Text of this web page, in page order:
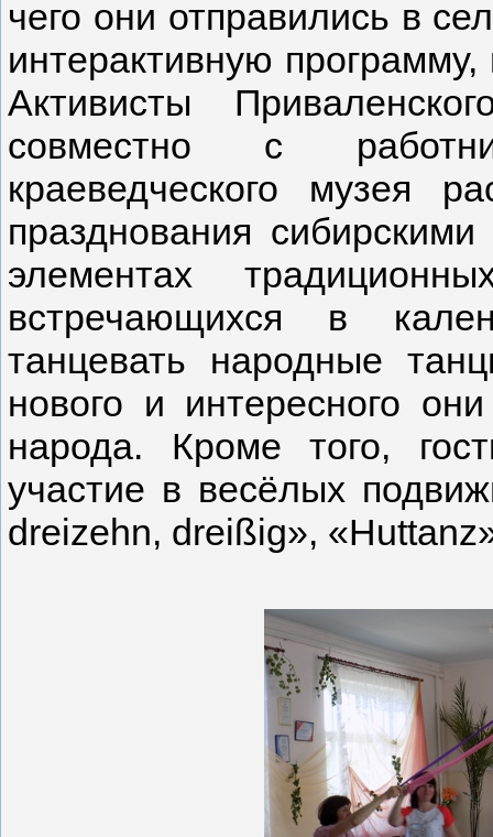
чего они отправились в
интерактивную
Активисты
совместно с
краеведческого музея
празднования
элементах
встречающихся в
танцевать народные
нового и интересного
народа. Кроме того,
участие в весёлых
dreizehn, dreißig»,